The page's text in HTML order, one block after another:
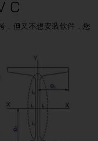
C
，但又不想安装软件，您